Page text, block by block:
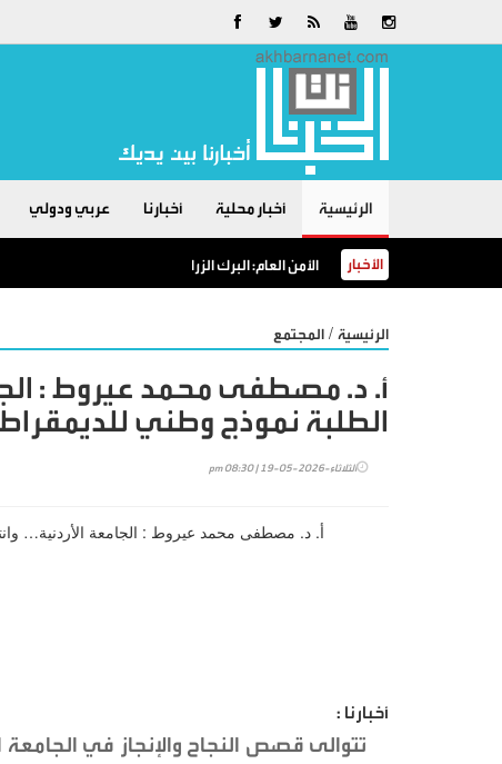
الرئيسية أخبار محلية أخبارنا عربي ودولي
الأخبار الأمن العام: البرك الزراعية خطرٌ لا مكان للسباحة فيها
الرئيسية / المجتمع
أ. د. مصطفى محمد عيروط :
الطلبة نموذج وطني
الثلاثاء-2026-05-19 | 08:30 pm
أخبارنا :
تتوالى قصص النجاح والإنجاز في الجامعة